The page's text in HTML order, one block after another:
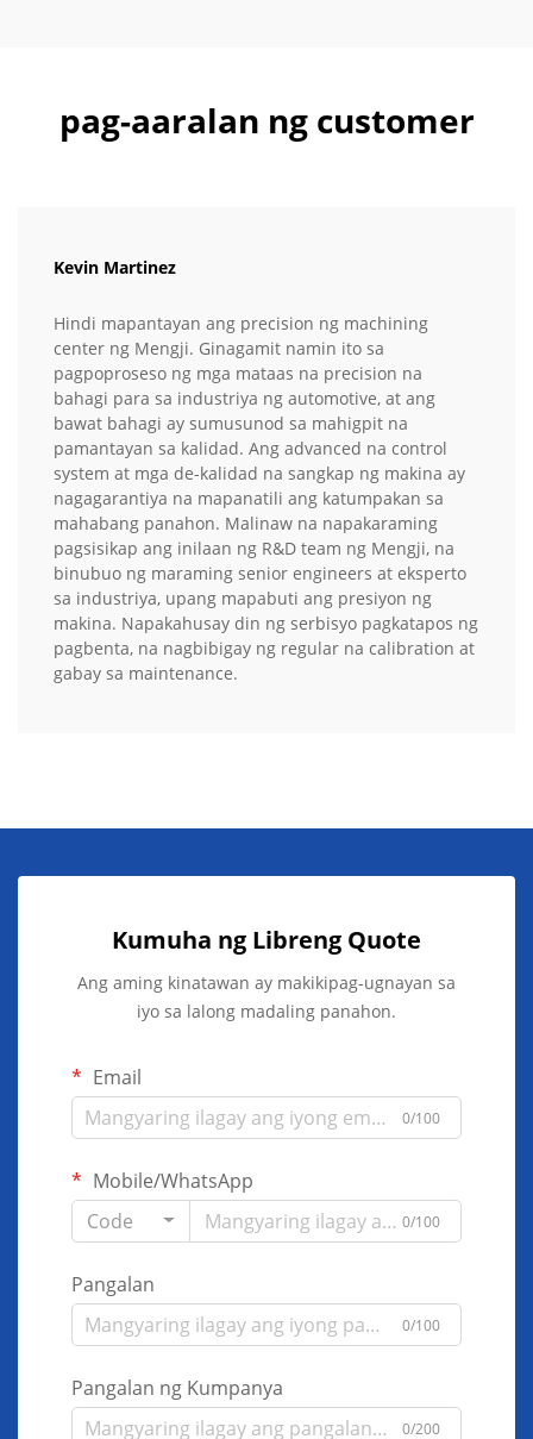
pag-aaralan ng customer
Kevin Martinez
Hindi mapantayan ang precision ng machining
center ng Mengji. Ginagamit namin ito sa
pagpoproseso ng mga mataas na precision na
bahagi para sa industriya ng automotive, at ang
bawat bahagi ay sumusunod sa mahigpit na
pamantayan sa kalidad. Ang advanced na control
system at mga de-kalidad na sangkap ng makina ay
nagagarantiya na mapanatili ang katumpakan sa
mahabang panahon. Malinaw na napakaraming
pagsisikap ang inilaan ng R&D team ng Mengji, na
binubuo ng maraming senior engineers at eksperto
sa industriya, upang mapabuti ang presiyon ng
makina. Napakahusay din ng serbisyo pagkatapos ng
pagbenta, na nagbibigay ng regular na calibration at
gabay sa maintenance.
Kumuha ng Libreng Quote
Ang aming kinatawan ay makikipag-ugnayan sa
iyo sa lalong madaling panahon.
Email
0/100
Mobile/WhatsApp
Code
0/100
Pangalan
0/100
Pangalan ng Kumpanya
0/200